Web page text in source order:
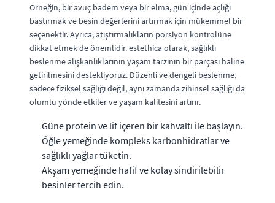
Örneğin, bir avuç badem veya bir elma, gün içinde açlığı
bastırmak ve besin değerlerini artırmak için mükemmel bir
seçenektir. Ayrıca, atıştırmalıkların porsiyon kontrolüne
dikkat etmek de önemlidir. estethica olarak, sağlıklı
beslenme alışkanlıklarının yaşam tarzının bir parçası haline
getirilmesini destekliyoruz. Düzenli ve dengeli beslenme,
sadece fiziksel sağlığı değil, aynı zamanda zihinsel sağlığı da
olumlu yönde etkiler ve yaşam kalitesini artırır.
Güne protein ve lif içeren bir kahvaltı ile başlayın.
Öğle yemeğinde kompleks karbonhidratlar ve
sağlıklı yağlar tüketin.
Akşam yemeğinde hafif ve kolay sindirilebilir
besinler tercih edin.